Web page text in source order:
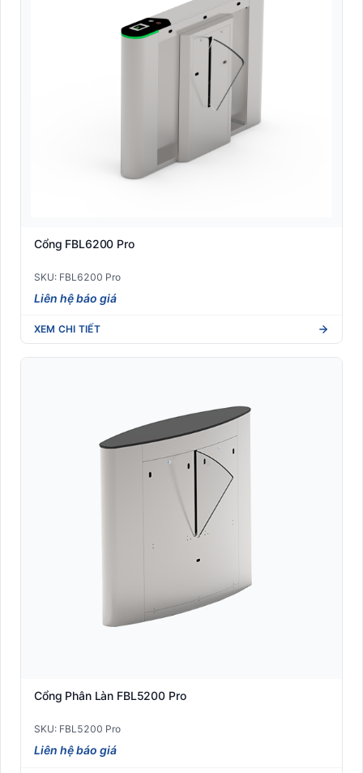
Cổng FBL6200 Pro
SKU: FBL6200 Pro
Liên hệ báo giá
XEM CHI TIẾT
Cổng Phân Làn FBL5200 Pro
SKU: FBL5200 Pro
Liên hệ báo giá